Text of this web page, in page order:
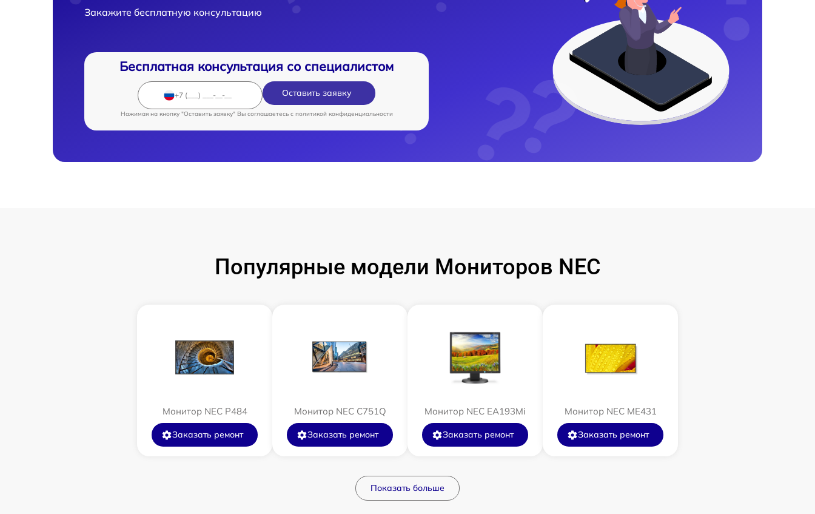
Закажите бесплатную консультацию
Бесплатная консультация со специалистом
Оставить заявку
Нажимая на кнопку "Оставить заявку" Вы соглашаетесь c политикой конфиденциальности
Популярные модели Мониторов NEC
Монитор NEC P484
Заказать ремонт
Монитор NEC C751Q
Заказать ремонт
Монитор NEC EA193Mi
Заказать ремонт
Монитор NEC ME431
Заказать ремонт
Показать больше